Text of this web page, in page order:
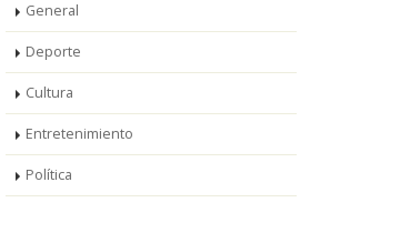
General
Deporte
Cultura
Entretenimiento
Política